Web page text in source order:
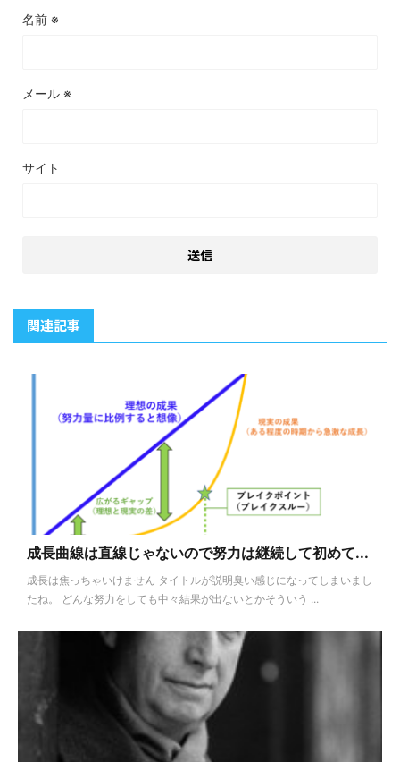
名前 ※
メール ※
サイト
関連記事
成長曲線は直線じゃないので努力は継続して初めて...
成長は焦っちゃいけません タイトルが説明臭い感じになってしまいまし
たね。 どんな努力をしても中々結果が出ないとかそういう ...